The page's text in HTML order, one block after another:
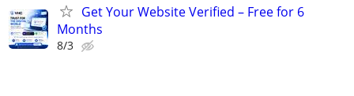
Get Your Website Verified – Free for 6
Months
8/3